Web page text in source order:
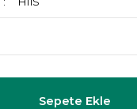
Sepete Ekle